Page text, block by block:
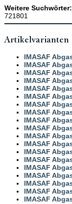
Weitere Suchwörter:
721801
Artikelvarianten
IMASAF
IMASAF
IMASAF
IMASAF
IMASAF
IMASAF
IMASAF
IMASAF
IMASAF
IMASAF
IMASAF
IMASAF
IMASAF
IMASAF
IMASAF
IMASAF
IMASAF
IMASAF
IMASAF